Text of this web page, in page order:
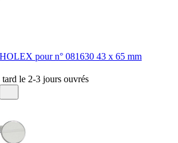
pour n° 081630 43 x 65 mm
le 2-3 jours ouvrés